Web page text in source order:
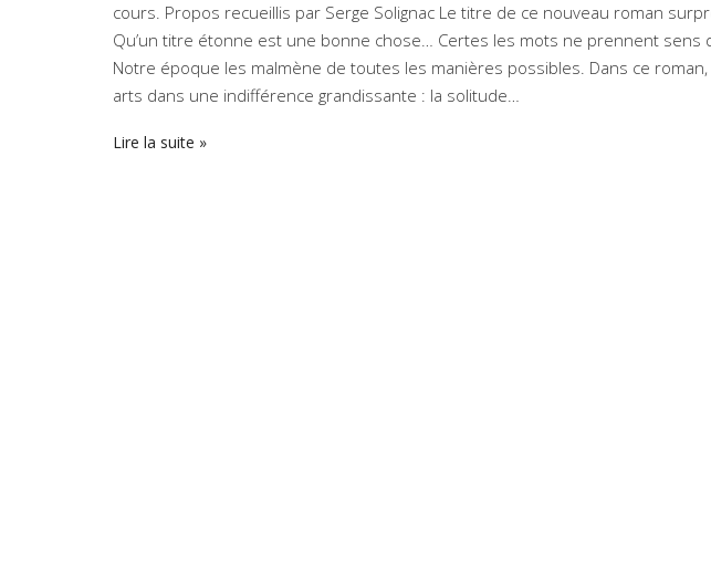
cours. Propos recueillis par Serge Solignac Le titre de ce nouveau roman
Qu’un titre étonne est une bonne chose… Certes les mots ne prennent sens
Notre époque les malmène de toutes les manières possibles. Dans ce
arts dans une indifférence grandissante : la solitude…
Lire la suite